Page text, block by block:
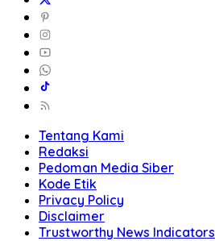
Tentang Kami
Redaksi
Pedoman Media Siber
Kode Etik
Privacy Policy
Disclaimer
Trustworthy News Indicators